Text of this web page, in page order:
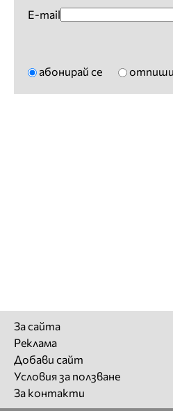
E-mail
абонирай се отпиши
За сайта
Реклама
Добави сайт
Условия за ползване
За контакти